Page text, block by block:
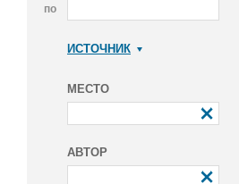
по
ИСТОЧНИК
МЕСТО
АВТОР